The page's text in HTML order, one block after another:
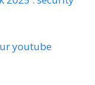
youtube